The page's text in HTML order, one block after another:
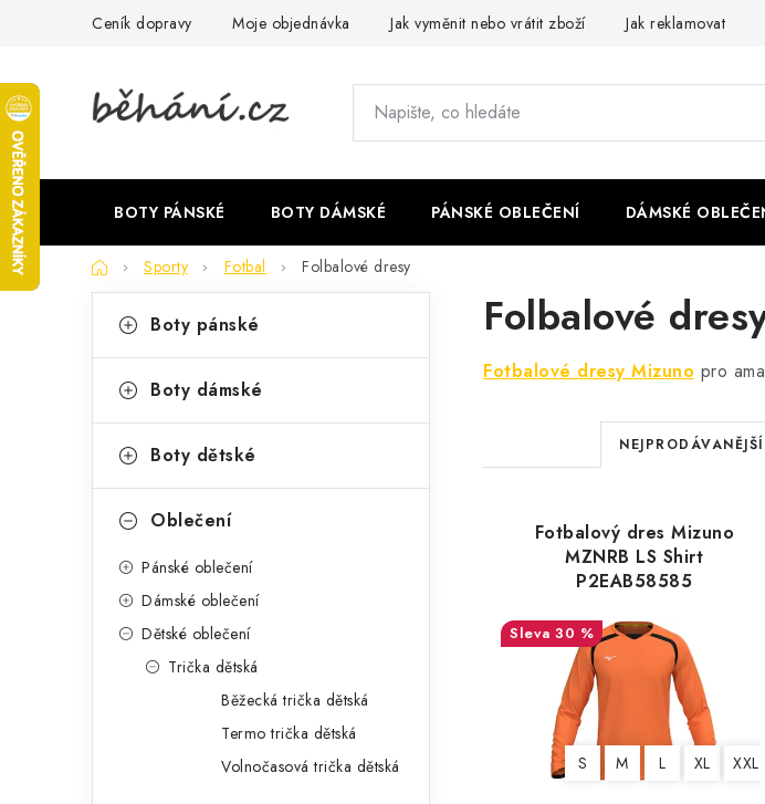
Ceník dopravy Moje objednávka Jak vyměnit nebo vrátit zboží Jak reklamovat
BOTY PÁNSKÉ BOTY DÁMSKÉ PÁNSKÉ OBLEČENÍ DÁMSKÉ
DomůSporty Fotbal Folbalové dresy
o
t
r
kategorie
a
e
o
Boty pánské
Boty dámské
Boty dětské
Oblečení
Pánské oblečení
Dámské oblečení
Dětské oblečení
Trička dětská
Běžecká trička dětská
Termo trička dětská
Volnočasová trička dětská
Folbalové
Fotbalové dresy Mizuno pro
Ř
a
z
e
n
í
p
r
o
NEJPRODÁVANĚJŠÍ
p
Fotbalový dres Mizuno
MZNRB LS Shirt
P2EAB58585
30 %
S M L XL XXL